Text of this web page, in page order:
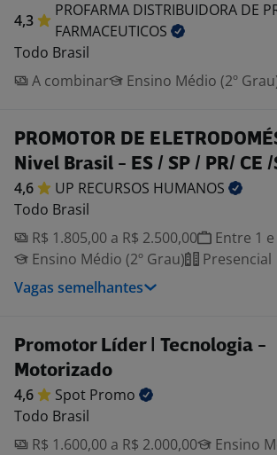
4,3
PROFARMA DISTRIBUIDORA DE
FARMACEUTICOS
Todo Brasil
A combinar
Ensino Médio (2º
PROMOTOR DE
Nivel Brasil - ES / SP / PR/ CE /
4,6 UP RECURSOS HUMANOS
Todo Brasil
R$ 1.805,00 a R$ 2.500,00
Entre 1
Ensino Médio (2º Grau)
Presencial
Vagas semelhantes
Promotor Líder | Tecnologia -
Motorizado
4,6 Spot Promo
Todo Brasil
R$ 1.600,00 a R$ 2.000,00
Ensino